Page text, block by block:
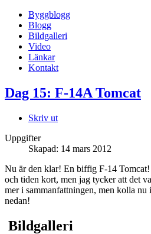
Byggblogg
Blogg
Bildgalleri
Video
Länkar
Kontakt
Dag 15: F-14A Tomcat
Skriv ut
Uppgifter
Skapad: 14 mars 2012
Nu är den klar! En biffig F-14
och tiden kort, men jag tycker att det
mer i sammanfattningen, men kolla
nedan!
Bildgalleri